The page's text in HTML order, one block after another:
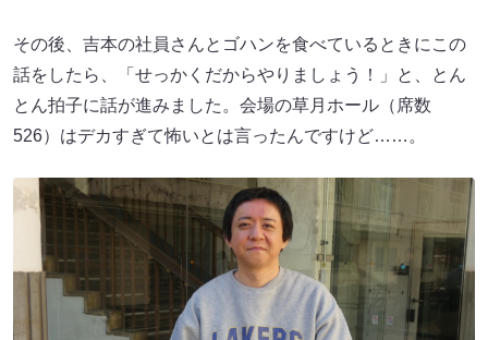
その後、吉本の社員さんとゴハンを食べているときにこの
話をしたら、「せっかくだからやりましょう！」と、とん
とん拍子に話が進みました。会場の草月ホール（席数
526）はデカすぎて怖いとは言ったんですけど……。